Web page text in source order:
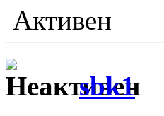
Активен
sbk1